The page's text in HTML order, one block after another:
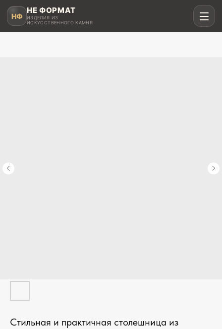
НФ
НЕ ФОРМАТ
ИЗДЕЛИЯ ИЗ
ИСКУССТВЕННОГО КАМНЯ
Для кухни и домашнего бара
Столешницы для барбекю
Стильная и практичная столешница из